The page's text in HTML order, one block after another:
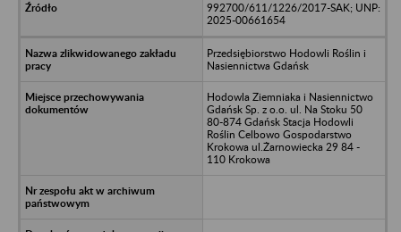
992700/611/1226/2017-SAK; UNP:
2025-00661654
Przedsiębiorstwo Hodowli Roślin i
Nasiennictwa Gdańsk
Hodowla Ziemniaka i Nasiennictwo
Gdańsk Sp. z o.o. ul. Na Stoku 50
80-874 Gdańsk Stacja Hodowli
Roślin Celbowo Gospodarstwo
Krokowa ul.Żarnowiecka 29 84 -
110 Krokowa